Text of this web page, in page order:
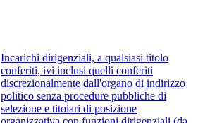
Incarichi dirigenziali, a qualsiasi titolo
conferiti, ivi inclusi quelli conferiti
discrezionalmente dall'organo di indirizzo
politico senza procedure pubbliche di
selezione e titolari di posizione